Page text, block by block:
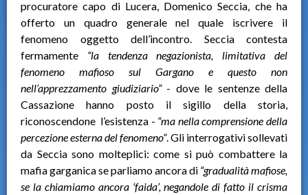
procuratore capo di Lucera, Domenico Seccia, che ha
offerto un quadro generale nel quale iscrivere il
fenomeno oggetto dell’incontro. Seccia contesta
fermamente “la tendenza negazionista, limitativa del
fenomeno mafioso sul Gargano e questo non
nell’apprezzamento giudiziario”- dove le sentenze della
Cassazione hanno posto il sigillo della storia,
riconoscendone l’esistenza - “ma nella comprensione della
percezione esterna del fenomeno”. Gli interrogativi sollevati
da Seccia sono molteplici: come si può combattere la
mafia garganica se parliamo ancora di “gradualità mafiose,
se la chiamiamo ancora ‘faida’, negandole di fatto il crisma